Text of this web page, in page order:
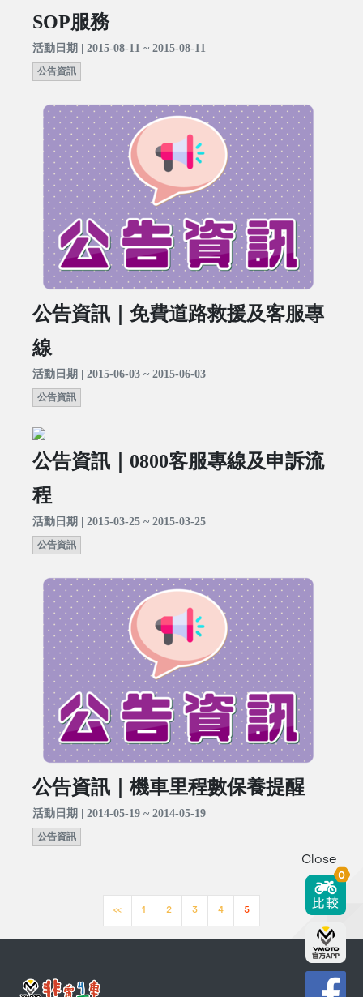
SOP服務
活動日期 | 2015-08-11 ~ 2015-08-11
公告資訊
公告資訊｜免費道路救援及客服專
線
活動日期 | 2015-06-03 ~ 2015-06-03
公告資訊
公告資訊｜0800客服專線及申訴流
程
活動日期 | 2015-03-25 ~ 2015-03-25
公告資訊
公告資訊｜機車里程數保養提醒
活動日期 | 2014-05-19 ~ 2014-05-19
公告資訊
<< 1 2 3 4 5
Close
0